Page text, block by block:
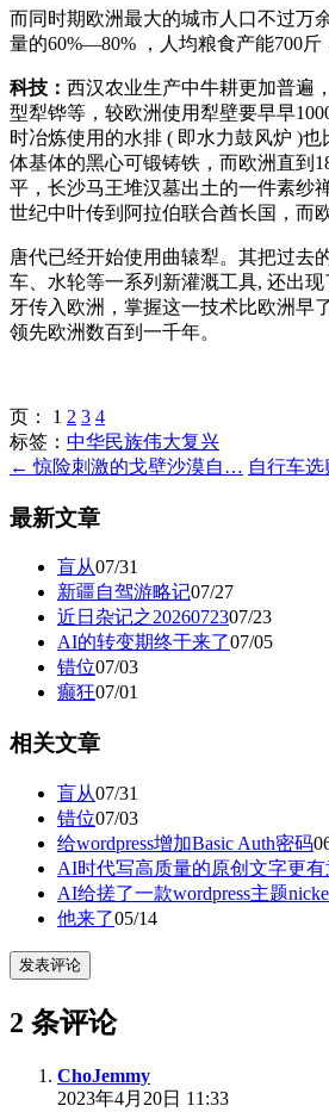
而同时期欧洲最大的城市人口不过万
量的60%—80% ，人均粮食产能700斤
科技： 西汉农业生产中牛耕更加普遍
型犁铧等，较欧洲使用犁壁要早早
时冶炼使用的水排 ( 即水力鼓风炉 )
体基体的黑心可锻铸铁，而欧洲直到
平，长沙马王堆汉墓出土的一件素纱
世纪中叶传到阿拉伯联合酋长国，而
唐代已经开始使用曲辕犁。其把过去
车、水轮等一系列新灌溉工具, 还出
牙传入欧洲，掌握这一技术比欧洲早
领先欧洲数百到一千年。
页： 1 2 3 4
标签： 中华民族伟大复兴
← 惊险刺激的戈壁沙漠自… 自行车
最新文章
盲从07/31
新疆自驾游略记07/27
近日杂记之2026072307/23
AI的转变期终于来了07/05
错位07/03
癫狂07/01
相关文章
盲从07/31
错位07/03
给wordpress增加Basic Auth密码
AI时代写高质量的原创文字更有
AI给搓了一款wordpress主题
他来了05/14
发表评论
2 条评论
ChoJemmy
2023年4月20日 11:33